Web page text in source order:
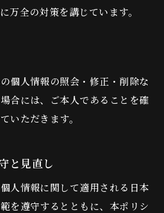
万全の対策を講じています。
個人情報の照会・修正・削除な
合には、ご本人であることを確
いただきます。
と見直し
人情報に関して適用される日本
を遵守するとともに、本ポリシ